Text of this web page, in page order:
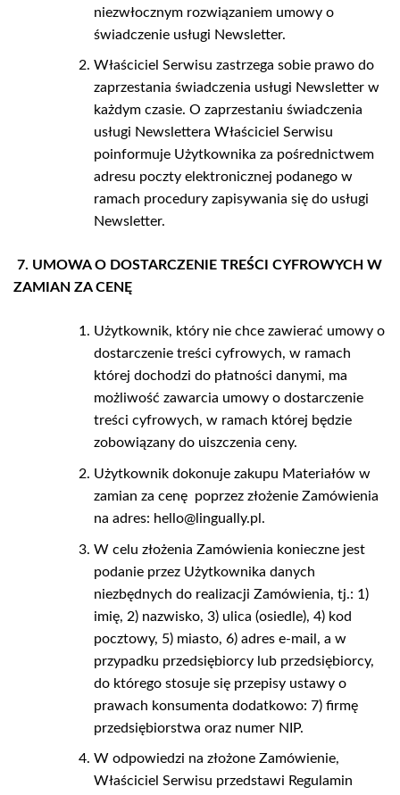
niezwłocznym rozwiązaniem umowy o
świadczenie usługi Newsletter.
Właściciel Serwisu zastrzega sobie prawo do
zaprzestania świadczenia usługi Newsletter w
każdym czasie. O zaprzestaniu świadczenia
usługi Newslettera Właściciel Serwisu
poinformuje Użytkownika za pośrednictwem
adresu poczty elektronicznej podanego w
ramach procedury zapisywania się do usługi
Newsletter.
7. UMOWA O DOSTARCZENIE TREŚCI CYFROWYCH W
ZAMIAN ZA CENĘ
Użytkownik, który nie chce zawierać umowy o
dostarczenie treści cyfrowych, w ramach
której dochodzi do płatności danymi, ma
możliwość zawarcia umowy o dostarczenie
treści cyfrowych, w ramach której będzie
zobowiązany do uiszczenia ceny.
Użytkownik dokonuje zakupu Materiałów w
zamian za cenę poprzez złożenie Zamówienia
na adres: hello@lingually.pl.
W celu złożenia Zamówienia konieczne jest
podanie przez Użytkownika danych
niezbędnych do realizacji Zamówienia, tj.: 1)
imię, 2) nazwisko, 3) ulica (osiedle), 4) kod
pocztowy, 5) miasto, 6) adres e-mail, a w
przypadku przedsiębiorcy lub przedsiębiorcy,
do którego stosuje się przepisy ustawy o
prawach konsumenta dodatkowo: 7) firmę
przedsiębiorstwa oraz numer NIP.
W odpowiedzi na złożone Zamówienie,
Właściciel Serwisu przedstawi Regulamin